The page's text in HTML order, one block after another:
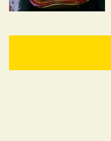
リフォーム・リ
必見！土